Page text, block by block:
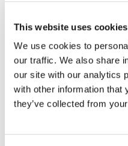
This website uses cookies
We use cookies to
our traffic. We also share
our site with our analytics
with other information that
they’ve collected from
forest“ Jahr für
Initiativen zur
Fußabdrucks.